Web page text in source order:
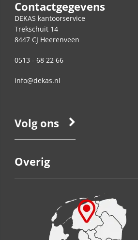
Contactgegevens
DEKAS kantoorservice
Trekschuit 14
8447 CJ Heerenveen
0513 - 68 22 66
info@dekas.nl
Volg ons
Overig